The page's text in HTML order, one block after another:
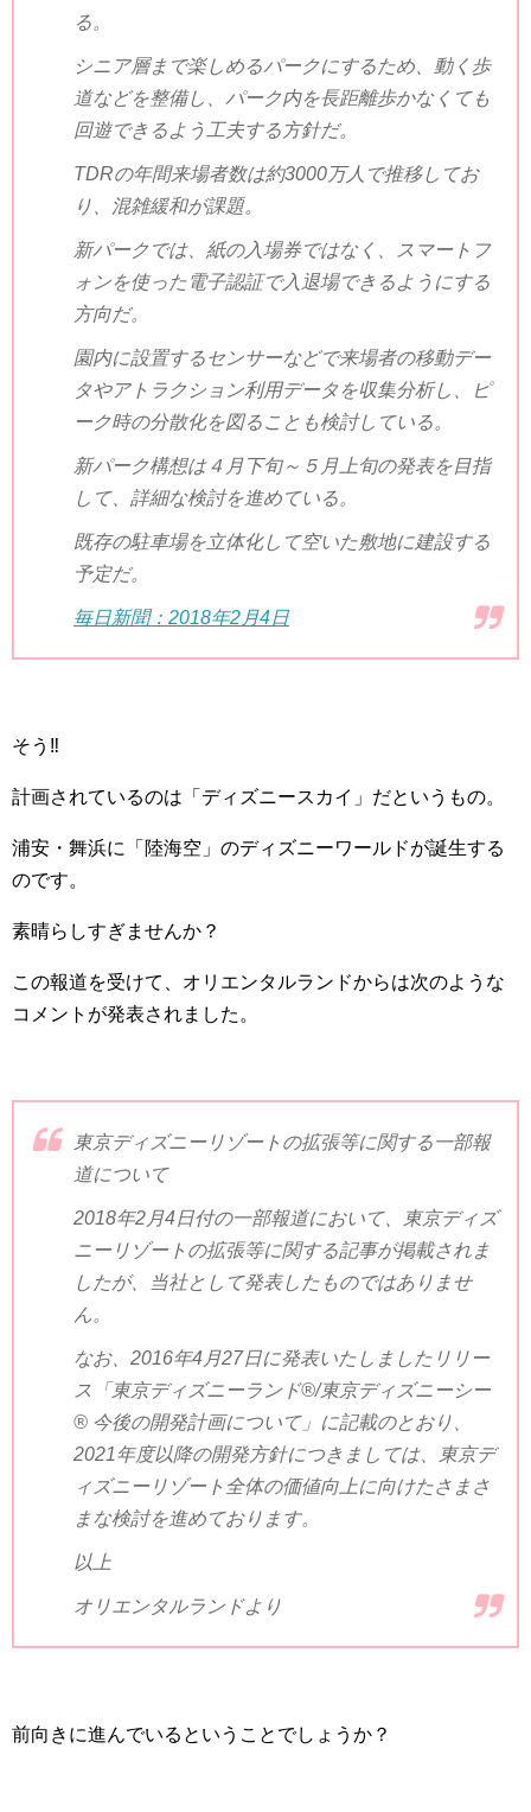
る。
シニア層まで楽しめるパークにするため、動く歩
道などを整備し、パーク内を長距離歩かなくても
回遊できるよう工夫する方針だ。
TDRの年間来場者数は約3000万人で推移してお
り、混雑緩和が課題。
新パークでは、紙の入場券ではなく、スマートフ
ォンを使った電子認証で入退場できるようにする
方向だ。
園内に設置するセンサーなどで来場者の移動デー
タやアトラクション利用データを収集分析し、ピ
ーク時の分散化を図ることも検討している。
新パーク構想は４月下旬～５月上旬の発表を目指
して、詳細な検討を進めている。
既存の駐車場を立体化して空いた敷地に建設する
予定だ。
毎日新聞： 2018年2月4日
そう ‼︎
計画されているのは「ディズニースカイ」だというもの。
浦安・舞浜に「陸海空」のディズニーワールドが誕生する
のです。
素晴らしすぎませんか？
この報道を受けて、オリエンタルランドからは次のような
コメントが発表されました。
東京ディズニーリゾートの拡張等に関する一部報
道について
2018年2 月4日付の一部報道において、東京ディズ
ニーリゾートの拡張等に関する記事が掲載されま
したが、当社として発表したものではありませ
ん。
なお、 2016年4 月27日に発表いたしましたリリー
ス「東京ディズニーランド®/東京ディズニーシー
® 今後の開発計画について」に記載のとおり、
2021年度以降の開発方針につきましては、東京デ
ィズニーリゾート全体の価値向上に向けたさまさ
まな検討を進めております。
以上
オリエンタルランドより
前向きに進んでいるということでしょうか？